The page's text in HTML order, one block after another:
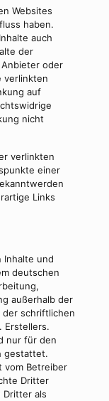
Websites
haben.
auch
der
oder
verlinkten
auf
nicht
verlinkten
einer
Links
Inhalte und
deutschen
außerhalb der
schriftlichen
Erstellers.
nur für den
gestattet.
vom Betreiber
Dritter
Dritter als